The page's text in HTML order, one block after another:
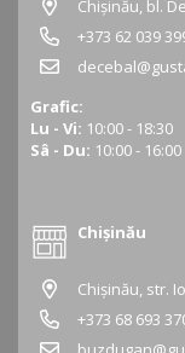
Chișinău, bl.
+373 62 039
Grafic:
Lu - Vi: 10:00 - 18:30
Sâ - Du: 10:00 - 16:00
Chișinău
Chișinău, str.
+373 68 693